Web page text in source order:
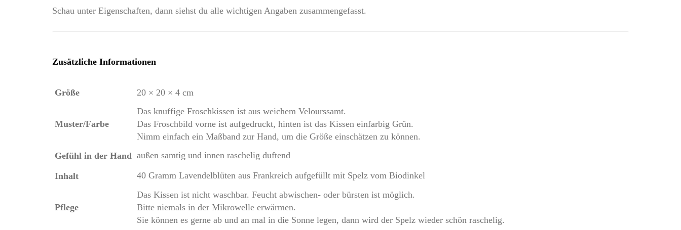
Schau unter Eigenschaften, dann siehst du alle wichtigen Angaben zusammengefasst.
Zusätzliche Informationen
Größe 20 × 20 × 4 cm
Muster/Farbe
Das knuffige Froschkissen ist aus weichem Velourssamt.
Das Froschbild vorne ist aufgedruckt, hinten ist das Kissen einfarbig Grün.
Nimm einfach ein Maßband zur Hand, um die Größe einschätzen zu können.
Gefühl in der Hand außen samtig und innen raschelig duftend
Inhalt 40 Gramm Lavendelblüten aus Frankreich aufgefüllt mit Spelz vom Biodinkel
Pflege
Das Kissen ist nicht waschbar. Feucht abwischen- oder bürsten ist möglich.
Bitte niemals in der Mikrowelle erwärmen.
Sie können es gerne ab und an mal in die Sonne legen, dann wird der Spelz wieder schön raschelig.